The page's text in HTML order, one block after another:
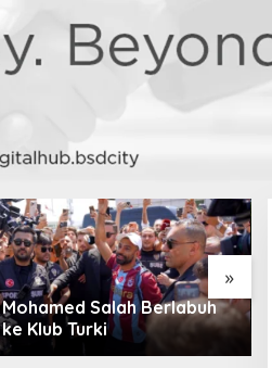
»
Mohamed Salah Berlabuh
ke Klub Turki